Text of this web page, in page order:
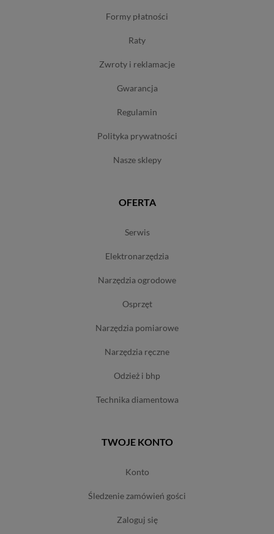
formy płatności
raty
zwroty i reklamacje
gwarancja
regulamin
polityka prywatności
nasze sklepy
OFERTA
serwis
elektronarzędzia
narzędzia ogrodowe
osprzęt
narzędzia pomiarowe
narzędzia ręczne
odzież i bhp
technika diamentowa
TWOJE KONTO
konto
śledzenie zamówień gości
zaloguj się